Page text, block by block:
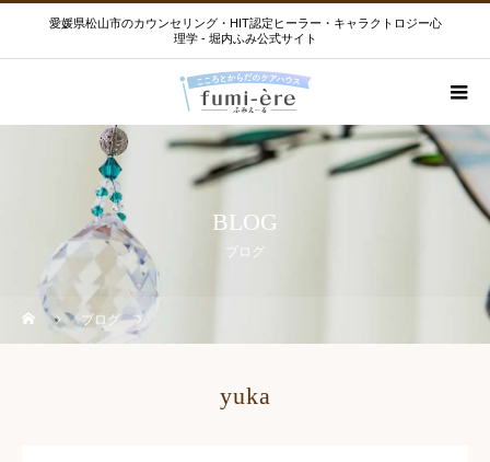
愛媛県松山市のカウンセリング・HIT認定ヒーラー・キャラクトロジー心
理学 - 堀内ふみ公式サイト
BLOG
ブログ
ブログ
yuka